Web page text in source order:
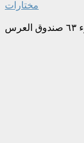
مختارات